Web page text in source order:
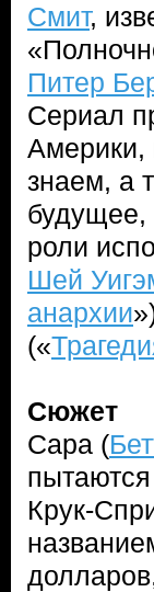
Смит,
Питер
Сериал
Америки,
знаем, а
будущее,
роли
Шей
анархии
(«
Сюжет
Сара (
Крук-